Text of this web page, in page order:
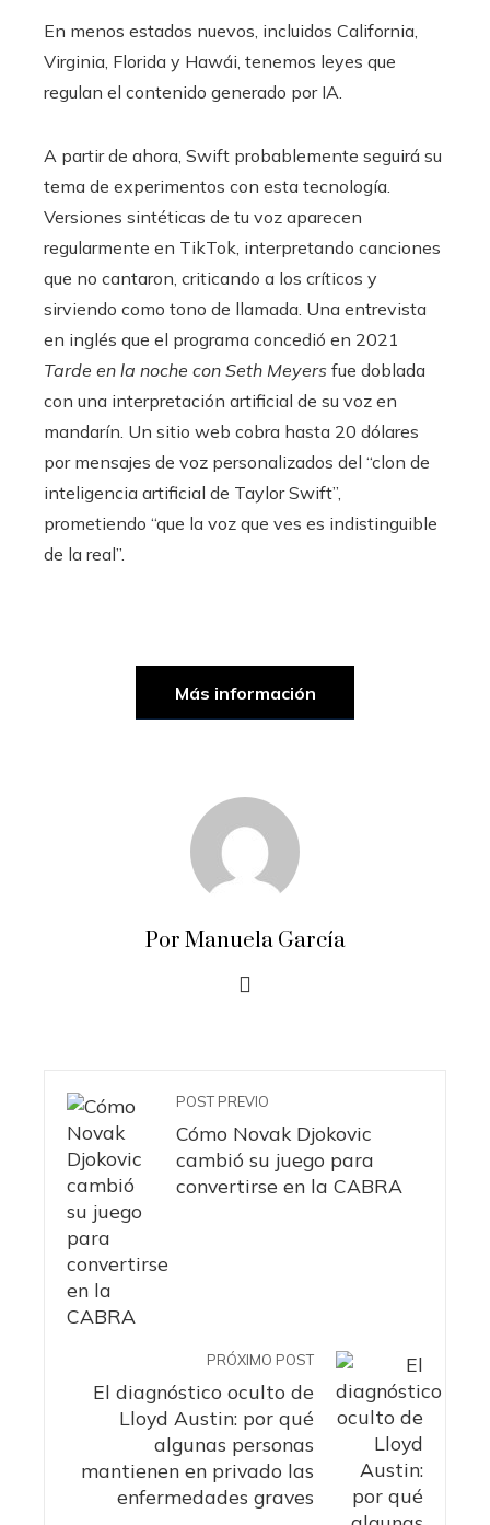
En menos estados nuevos, incluidos California,
Virginia, Florida y Hawái, tenemos leyes que
regulan el contenido generado por IA.
A partir de ahora, Swift probablemente seguirá su
tema de experimentos con esta tecnología.
Versiones sintéticas de tu voz aparecen
regularmente en TikTok, interpretando canciones
que no cantaron, criticando a los críticos y
sirviendo como tono de llamada. Una entrevista
en inglés que el programa concedió en 2021
Tarde en la noche con Seth Meyers fue doblada
con una interpretación artificial de su voz en
mandarín. Un sitio web cobra hasta 20 dólares
por mensajes de voz personalizados del “clon de
inteligencia artificial de Taylor Swift”,
prometiendo “que la voz que ves es indistinguible
de la real”.
Más información
Por Manuela García
POST PREVIO
Cómo Novak Djokovic
cambió su juego para
convertirse en la CABRA
PRÓXIMO POST
El diagnóstico oculto de
Lloyd Austin: por qué
algunas personas
mantienen en privado las
enfermedades graves